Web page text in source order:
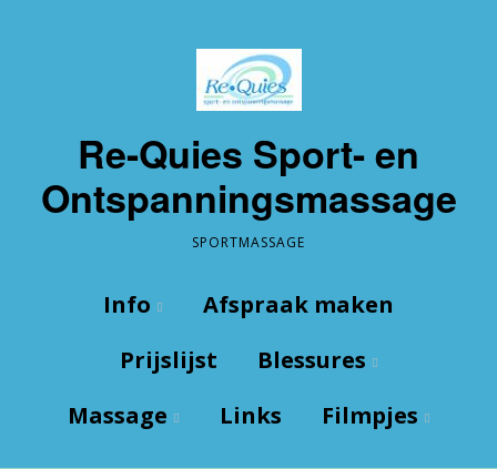
Re-Quies Sport- en
Ontspanningsmassage
SPORTMASSAGE
Info
Wie ben ik?
De Praktijk
Afspraak maken
Prijslijst
Blessures
Wat zijn blessures
Massage Links Filmpjes